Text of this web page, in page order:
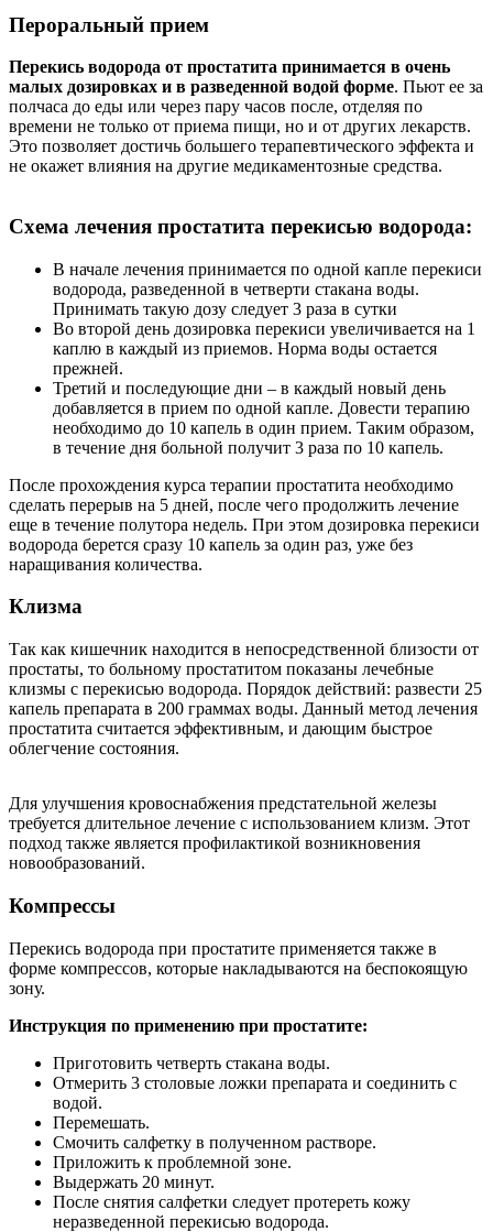
Пероральный прием
Перекись водорода от простатита принимается в очень
малых дозировках и в разведенной водой форме. Пьют ее за
полчаса до еды или через пару часов после, отделяя по
времени не только от приема пищи, но и от других лекарств.
Это позволяет достичь большего терапевтического эффекта и
не окажет влияния на другие медикаментозные средства.
Схема лечения простатита перекисью водорода:
В начале лечения принимается по одной капле перекиси
водорода, разведенной в четверти стакана воды.
Принимать такую дозу следует 3 раза в сутки
Во второй день дозировка перекиси увеличивается на 1
каплю в каждый из приемов. Норма воды остается
прежней.
Третий и последующие дни – в каждый новый день
добавляется в прием по одной капле. Довести терапию
необходимо до 10 капель в один прием. Таким образом,
в течение дня больной получит 3 раза по 10 капель.
После прохождения курса терапии простатита необходимо
сделать перерыв на 5 дней, после чего продолжить лечение
еще в течение полутора недель. При этом дозировка перекиси
водорода берется сразу 10 капель за один раз, уже без
наращивания количества.
Клизма
Так как кишечник находится в непосредственной близости от
простаты, то больному простатитом показаны лечебные
клизмы с перекисью водорода. Порядок действий: развести 25
капель препарата в 200 граммах воды. Данный метод лечения
простатита считается эффективным, и дающим быстрое
облегчение состояния.
Для улучшения кровоснабжения предстательной железы
требуется длительное лечение с использованием клизм. Этот
подход также является профилактикой возникновения
новообразований.
Компрессы
Перекись водорода при простатите применяется также в
форме компрессов, которые накладываются на беспокоящую
зону.
Инструкция по применению при простатите:
Приготовить четверть стакана воды.
Отмерить 3 столовые ложки препарата и соединить с
водой.
Перемешать.
Смочить салфетку в полученном растворе.
Приложить к проблемной зоне.
Выдержать 20 минут.
После снятия салфетки следует протереть кожу
неразведенной перекисью водорода.